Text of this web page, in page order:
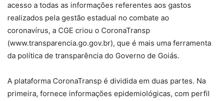
acesso a todas as informações referentes aos gastos
realizados pela gestão estadual no combate ao
coronavírus, a CGE criou o CoronaTransp
(www.transparencia.go.gov.br), que é mais uma ferramenta
da política de transparência do Governo de Goiás.
A plataforma CoronaTransp é dividida em duas partes. Na
primeira, fornece informações epidemiológicas, com perfil